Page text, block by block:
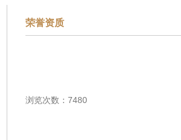
荣誉资质
浏览次数：7480